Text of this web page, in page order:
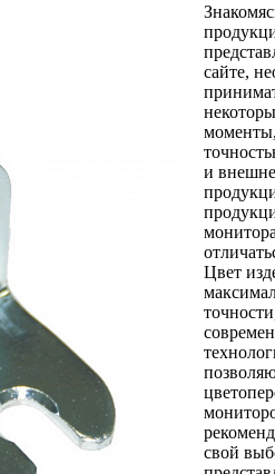
сайте,
и
Цвет
свой